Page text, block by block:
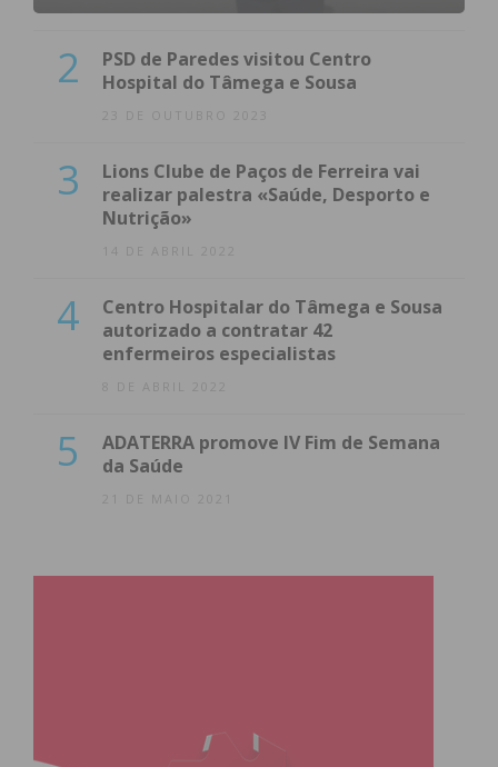
Eu li e concordo com ostermos e
2
PSD de Paredes visitou Centro
Hospital do Tâmega e Sousa
23 DE OUTUBRO 2023
3
Lions Clube de Paços de Ferreira vai
realizar palestra «Saúde, Desporto e
Nutrição»
14 DE ABRIL 2022
4
Centro Hospitalar do Tâmega e Sousa
autorizado a contratar 42
enfermeiros especialistas
8 DE ABRIL 2022
5
ADATERRA promove IV Fim de Semana
da Saúde
21 DE MAIO 2021